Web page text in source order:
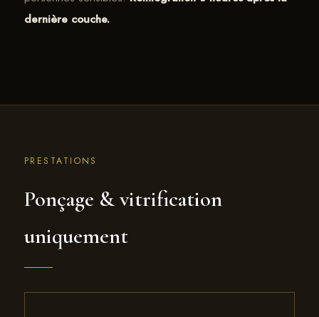
dernière couche.
PRESTATIONS
Ponçage & vitrification
uniquement